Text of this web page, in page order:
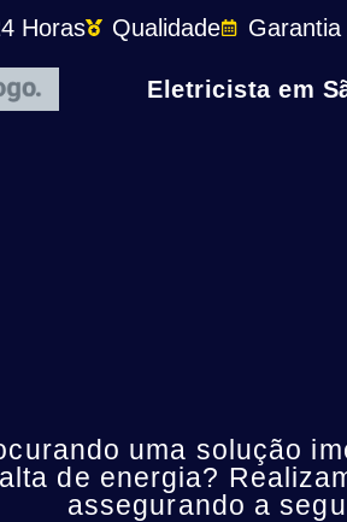
Horas Qualidade Garantia
Eletricista em
uma solução
de energia?
assegurando a